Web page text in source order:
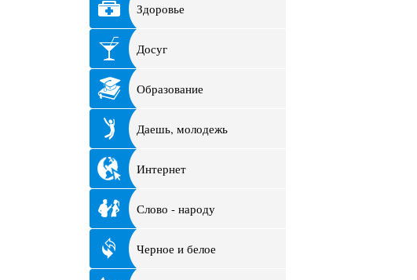
Здоровье
Досуг
Образование
Даешь, молодежь
Интернет
Слово - народу
Черное и белое